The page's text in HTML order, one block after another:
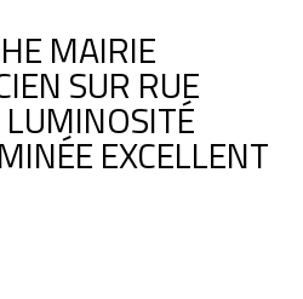
MAIRIE
SUR RUE
EXCELLENT